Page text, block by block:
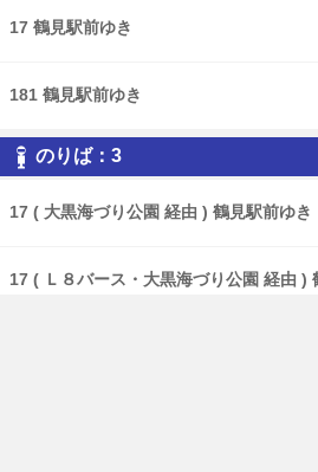
17 鶴見駅前ゆき
181 鶴見駅前ゆき
のりば：3
17 ( 大黒海づり公園 経由 ) 鶴見駅前ゆき
17 ( Ｌ８バース・大黒海づり公園 経由 )